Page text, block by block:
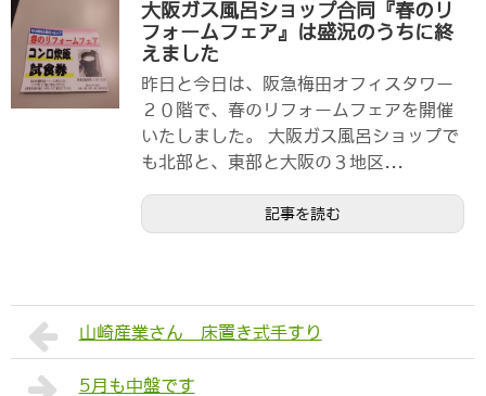
大阪ガス風呂ショップ合同『春のリ
フォームフェア』は盛況のうちに終
えました
昨日と今日は、阪急梅田オフィスタワー
２０階で、春のリフォームフェアを開催
いたしました。 大阪ガス風呂ショップで
も北部と、東部と大阪の３地区...
記事を読む
山崎産業さん 床置き式手すり
5月も中盤です